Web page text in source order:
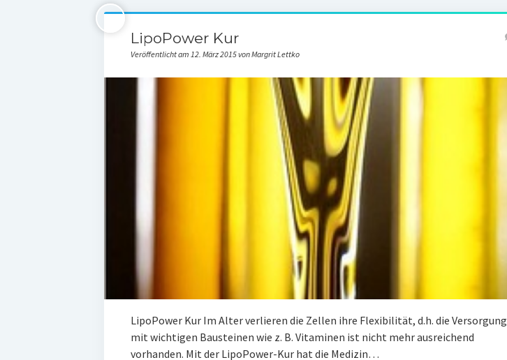
LipoPower Kur
Veröffentlicht am 12. März 2015 von Margrit Lettko
LipoPower Kur Im Alter verlieren die Zellen ihre Flexibilität, d.h. die Versorgung
mit wichtigen Bausteinen wie z. B. Vitaminen ist nicht mehr ausreichend
vorhanden. Mit der LipoPower-Kur hat die Medizin…